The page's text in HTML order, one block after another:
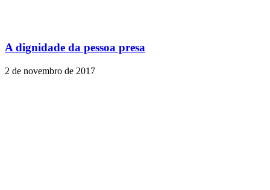
A dignidade da pessoa presa
2 de novembro de 2017